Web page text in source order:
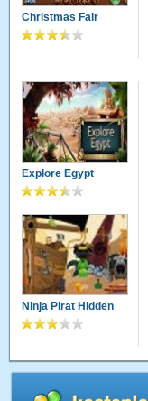
Christmas Fair
Explore Egypt
Ninja Pirat Hidden